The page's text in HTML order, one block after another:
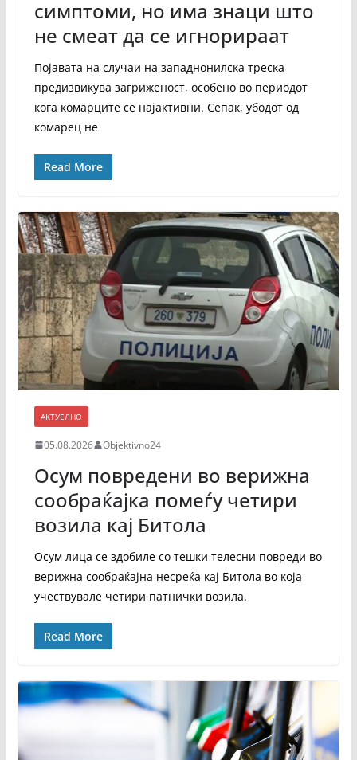
симптоми, но има знаци што
не смеат да се игнорираат
Појавата на случаи на западнонилска треска
предизвикува загриженост, особено во периодот
кога комарците се најактивни. Сепак, убодот од
комарец не
Read More
АКТУЕЛНО
05.08.2026 Objektivno24
Осум повредени во верижна
сообраќајка помеѓу четири
возила кај Битола
Осум лица се здобиле со тешки телесни повреди во
верижна сообраќајна несреќа кај Битола во која
учествувале четири патнички возила.
Read More